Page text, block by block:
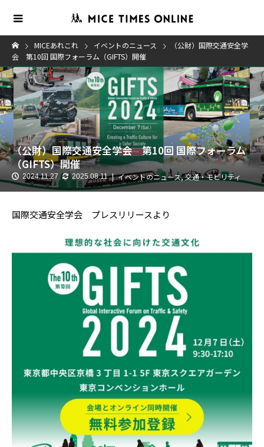
MICEあれこれ イベントのニュース
（公財）国際交通安全学
会 第10回 国際フォーラム（GIFTS）開催
（公財）国際交通安全学会 第10回 国際フォーラム
（GIFTS）開催
2024.11.27 2025.08.11 イベントのニュース,交通・モビリティ
国際交通安全学会 プレスリリースより